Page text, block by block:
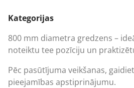
Kategorijas
800 mm diametra gredzens –
noteiktu tee pozīciju un
Pēc pasūtījuma veikšanas,
pieejamības apstiprinājumu.